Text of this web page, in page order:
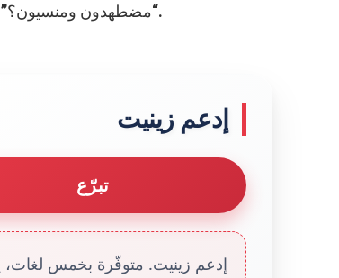
“مضطهدون ومنسيون؟” يلقي الضوء على اضطهاد المسيحيين في العالم.
إدعم زينيت
تبرّع
إدعم زينيت. متوفّرة بخمس لغات،